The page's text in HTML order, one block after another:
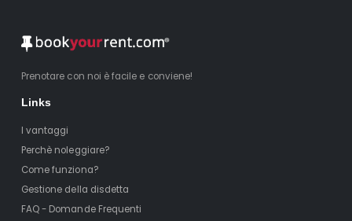
Prenotare con noi è facile e conviene!
Links
I vantaggi
Perchè noleggiare?
Come funziona?
Gestione della disdetta
FAQ - Domande Frequenti